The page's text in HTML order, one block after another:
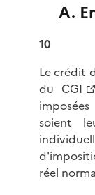
A.
10
Le crédit
du CGI
soient
réel